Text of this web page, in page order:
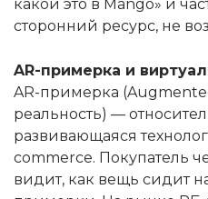
какой это в Mango» и
сторонний ресурс, не
AR-примерка и
AR-примерка
реальность) —
развивающаяся
commerce. Покупатель
видит, как вещь сидит